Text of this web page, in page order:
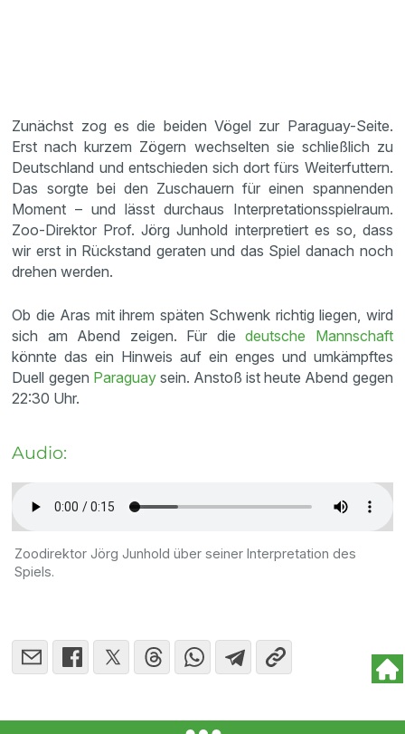
Zunächst zog es die beiden Vögel zur Paraguay-Seite.
Erst nach kurzem Zögern wechselten sie schließlich zu
Deutschland und entschieden sich dort fürs Weiterfuttern.
Das sorgte bei den Zuschauern für einen spannenden
Moment – und lässt durchaus Interpretationsspielraum.
Zoo-Direktor Prof. Jörg Junhold interpretiert es so, dass
wir erst in Rückstand geraten und das Spiel danach noch
drehen werden.
Ob die Aras mit ihrem späten Schwenk richtig liegen, wird
sich am Abend zeigen. Für diedeutsche Mannschaft
könnte das ein Hinweis auf ein enges und umkämpftes
Duell gegen Paraguay sein. Anstoß ist heute Abend gegen
22:30 Uhr.
Audio:
Zoodirektor Jörg Junhold über seiner Interpretation des
Spiels.